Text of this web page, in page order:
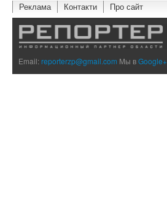
Реклама Контакти Про сайт
Email:reporterzp@gmail.com Мы вGoogle+